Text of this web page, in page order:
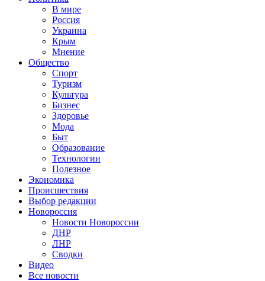
В мире
Россия
Украина
Крым
Мнение
Общество
Спорт
Туризм
Культура
Бизнес
Здоровье
Мода
Быт
Образование
Технологии
Полезное
Экономика
Происшествия
Выбор редакции
Новороссия
Новости Новороссии
ДНР
ЛНР
Сводки
Видео
Все новости